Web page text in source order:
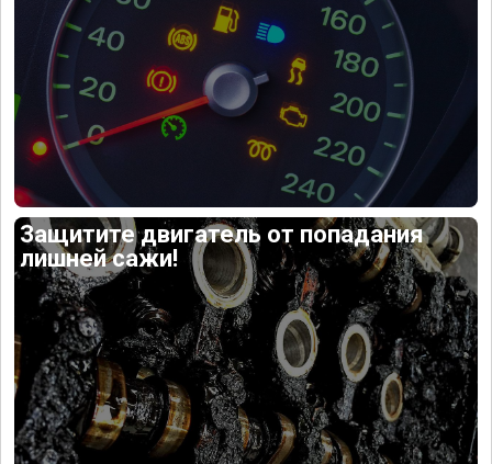
Защитите двигатель от попадания
лишней сажи!